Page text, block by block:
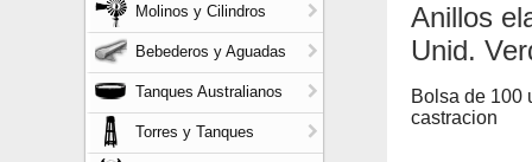
Molinos y Cilindros
Bebederos y Aguadas
Tanques Australianos
Torres y Tanques
Anillos
Unid.
Bolsa de 100
castracion